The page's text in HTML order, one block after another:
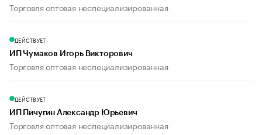
Торговля оптовая неспециализированная
ДЕЙСТВУЕТ
ИП Чумаков Игорь Викторович
Торговля оптовая неспециализированная
ДЕЙСТВУЕТ
ИП Пичугин Александр Юрьевич
Торговля оптовая неспециализированная